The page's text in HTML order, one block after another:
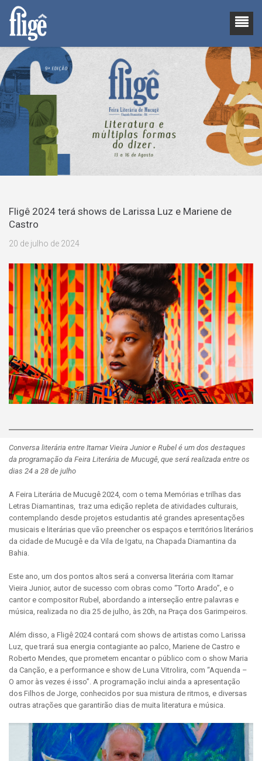
Fligê 2024 terá shows de Larissa Luz e Mariene de
Castro
20 de julho de 2024
Conversa literária entre Itamar Vieira Junior e Rubel é um dos destaques
da programação da Feira Literária de Mucugê, que será realizada entre os
dias 24 a 28 de julho
A Feira Literária de Mucugê 2024, com o tema Memórias e trilhas das
Letras Diamantinas, traz uma edição repleta de atividades culturais,
contemplando desde projetos estudantis até grandes apresentações
musicais e literárias que vão preencher os espaços e territórios literários
da cidade de Mucugê e da Vila de Igatu, na Chapada Diamantina da
Bahia.
Este ano, um dos pontos altos será a conversa literária com Itamar
Vieira Junior, autor de sucesso com obras como “Torto Arado”, e o
cantor e compositor Rubel, abordando a interseção entre palavras e
música, realizada no dia 25 de julho, às 20h, na Praça dos Garimpeiros.
Além disso, a Fligê 2024 contará com shows de artistas como Larissa
Luz, que trará sua energia contagiante ao palco, Mariene de Castro e
Roberto Mendes, que prometem encantar o público com o show Maria
da Canção, e a performance e show de Luna Vitrolira, com “Aquenda –
O amor às vezes é isso”. A programação inclui ainda a apresentação
dos Filhos de Jorge, conhecidos por sua mistura de ritmos, e diversas
outras atrações que garantirão dias de muita literatura e música.